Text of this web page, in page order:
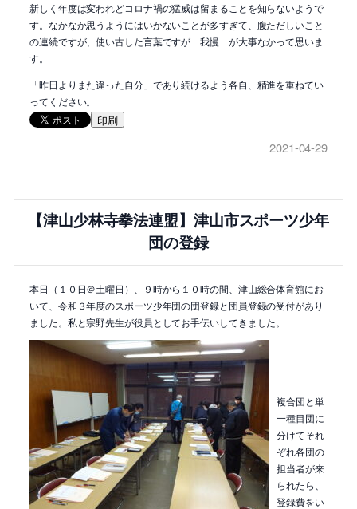
新しく年度は変われどコロナ禍の猛威は留まることを知らないようで
す。なかなか思うようにはいかないことが多すぎて、腹ただしいこと
の連続ですが、使い古した言葉ですが 我慢 が大事なかって思いま
す。
「昨日よりまた違った自分」であり続けるよう各自、精進を重ねてい
ってください。
印刷
2021-04-29
【津山少林寺拳法連盟】津山市スポーツ少年
団の登録
本日（１０日＠土曜日）、９時から１０時の間、津山総合体育館にお
いて、令和３年度のスポーツ少年団の団登録と団員登録の受付があり
ました。私と宗野先生が役員としてお手伝いしてきました。
複合団と単
一種目団に
分けてそれ
ぞれ各団の
担当者が来
られたら、
登録費をい